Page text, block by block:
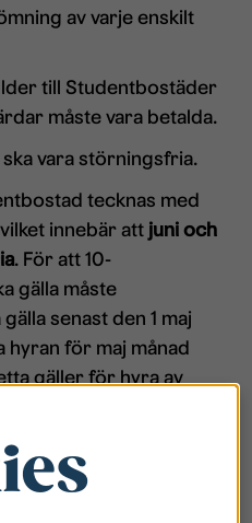
av varje enskilt
till Studentbostäder
måste vara betalda.
vara störningsfria.
tecknas med
innebär att juni och
. För att 10-
gälla måste
senast den 1 maj
hyran för maj månad
gäller för hyra av
bo i korridorsrum. I
boende